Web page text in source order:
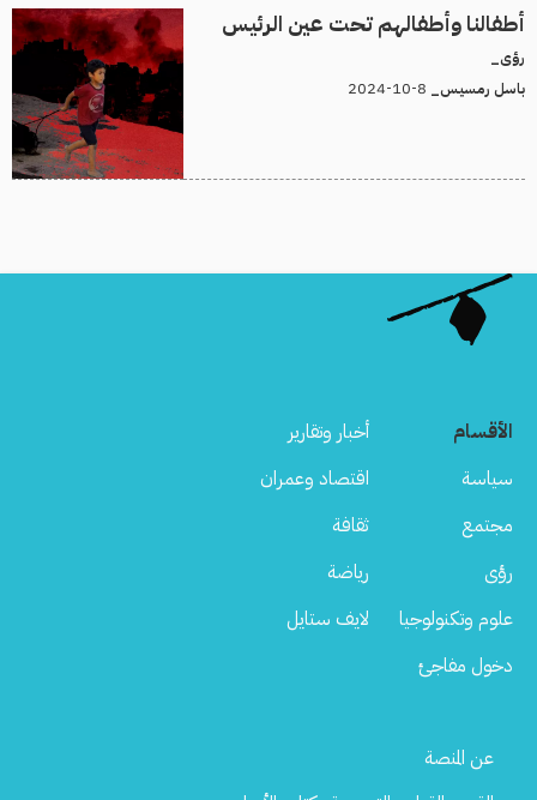
أطفالنا وأطفالهم تحت عين الرئيس
رؤى_
باسل رمسيس_
الأقسام
أخبار وتقارير
سياسة
اقتصاد وعمران
مجتمع
ثقافة
رؤى
رياضة
علوم وتكنولوجيا
لايف ستايل
دخول مفاجئ
Footer
عن المنصة